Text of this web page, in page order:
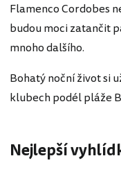
Flamenco Cordobes
budou moci zatančit
mnoho dalšího.
Bohatý noční život si
klubech podél pláže
Nejlepší